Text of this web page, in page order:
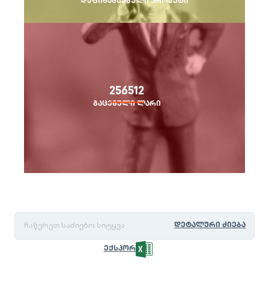
256512
გაცემული ლარი
ᲓᲔᲢᲐᲚᲣᲠᲘ ᲫᲘᲔᲑᲐ
ᲔᲥᲡᲞᲝᲠᲢᲘ